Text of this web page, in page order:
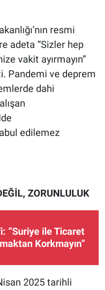
resmi
adeta “Sizler hep
vakit ayırmayın”
Pandemi ve deprem
dahi
edilemez
ZORUNLULUK
“Suriye ile Ticaret
Korkmayın”
2025 tarihli